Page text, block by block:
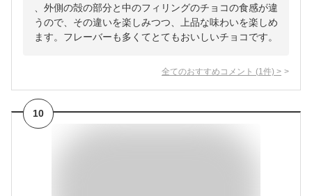
、外側の殻の部分と中のフィリングのチョコの食感が違
うので、その違いを楽しみつつ、上品な味わいを楽しめ
ます。フレーバーも多くてとてもおいしいチョコです。
全てのおすすめコメント (1 件) >
10